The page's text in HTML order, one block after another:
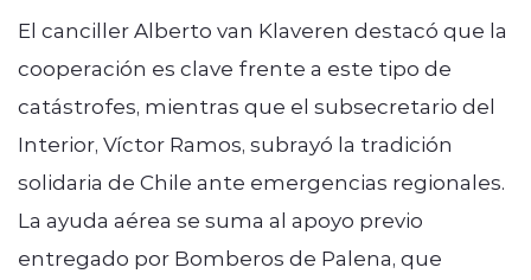
El canciller Alberto van Klaveren destacó que la
cooperación es clave frente a este tipo de
catástrofes, mientras que el subsecretario del
Interior, Víctor Ramos, subrayó la tradición
solidaria de Chile ante emergencias regionales.
La ayuda aérea se suma al apoyo previo
entregado por Bomberos de Palena, que